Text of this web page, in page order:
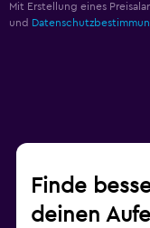
Mit Erstellung eines
und
Finde
deinen